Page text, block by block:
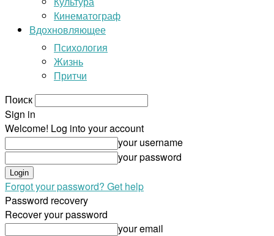
Кинематограф
Вдохновляющее
Психология
Жизнь
Притчи
Поиск
Sign in
Welcome! Log into your account
your username
your password
Forgot your password? Get help
Password recovery
Recover your password
your email